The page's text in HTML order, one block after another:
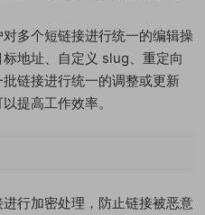
对多个短链接进行统一的编辑操
地址、自定义 slug、重定向
链接进行统一的调整或更新
提高工作效率。
行加密处理，防止链接被恶意